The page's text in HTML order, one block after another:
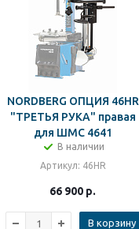
NORDBERG ОПЦИЯ 46HR
"ТРЕТЬЯ РУКА" правая
для ШМС 4641
В наличии
Артикул: 46HR
66 900 р.
В корзину